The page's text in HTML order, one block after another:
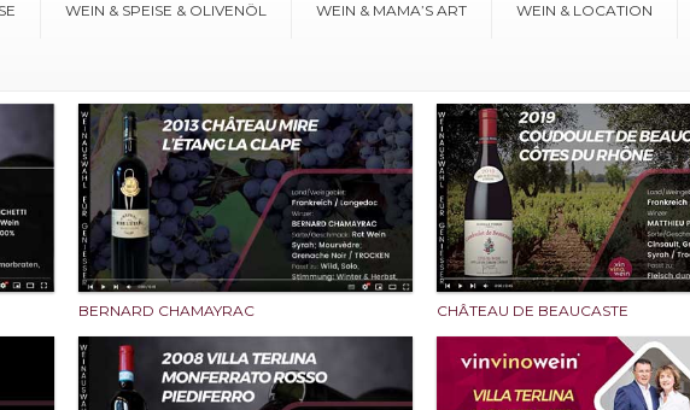
WEIN & SPEISE & OLIVENÖL WEIN & MAMA’S ART WEIN & LOCATION
BERNARD CHAMAYRAC CHÂTEAU DE BEAUCASTE